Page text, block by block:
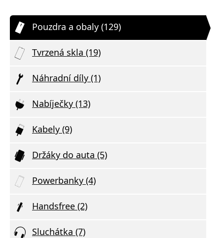
Pouzdra a obaly (129)
Tvrzená skla (19)
Náhradní díly (1)
Nabíječky (13)
Kabely (9)
Držáky do auta (5)
Powerbanky (4)
Handsfree (2)
Sluchátka (7)